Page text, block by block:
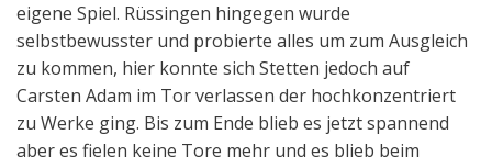
eigene Spiel. Rüssingen hingegen wurde
selbstbewusster und probierte alles um zum Ausgleich
zu kommen, hier konnte sich Stetten jedoch auf
Carsten Adam im Tor verlassen der hochkonzentriert
zu Werke ging. Bis zum Ende blieb es jetzt spannend
aber es fielen keine Tore mehr und es blieb beim